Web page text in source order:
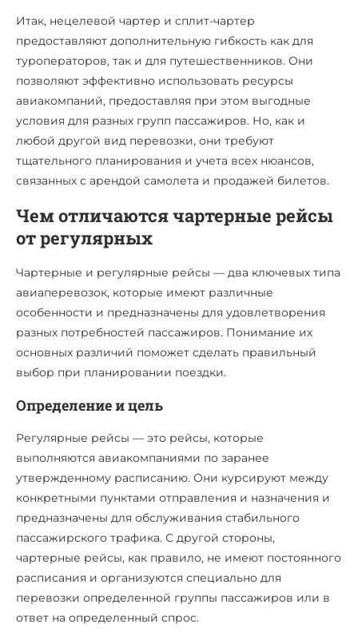
Итак, нецелевой чартер и сплит-чартер
предоставляют дополнительную гибкость как для
туроператоров, так и для путешественников. Они
позволяют эффективно использовать ресурсы
авиакомпаний, предоставляя при этом выгодные
условия для разных групп пассажиров. Но, как и
любой другой вид перевозки, они требуют
тщательного планирования и учета всех нюансов,
связанных с арендой самолета и продажей билетов.
Чем отличаются чартерные рейсы
от регулярных
Чартерные и регулярные рейсы — два ключевых типа
авиаперевозок, которые имеют различные
особенности и предназначены для удовлетворения
разных потребностей пассажиров. Понимание их
основных различий поможет сделать правильный
выбор при планировании поездки.
Определение и цель
Регулярные рейсы — это рейсы, которые
выполняются авиакомпаниями по заранее
утвержденному расписанию. Они курсируют между
конкретными пунктами отправления и назначения и
предназначены для обслуживания стабильного
пассажирского трафика. С другой стороны,
чартерные рейсы, как правило, не имеют постоянного
расписания и организуются специально для
перевозки определенной группы пассажиров или в
ответ на определенный спрос.